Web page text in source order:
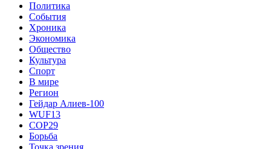
Политика
События
Хроника
Экономика
Общество
Культура
Спорт
В мире
Регион
Гейдар Алиев-100
WUF13
COP29
Борьба
Точка зрения